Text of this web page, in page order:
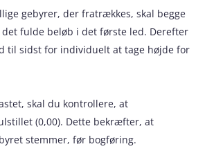
gebyrer, der fratrækkes, skal begge
fulde beløb i det første led. Derefter
til sidst for individuelt at tage højde for
skal du kontrollere, at
(0,00). Dette bekræfter, at
stemmer, før bogføring.